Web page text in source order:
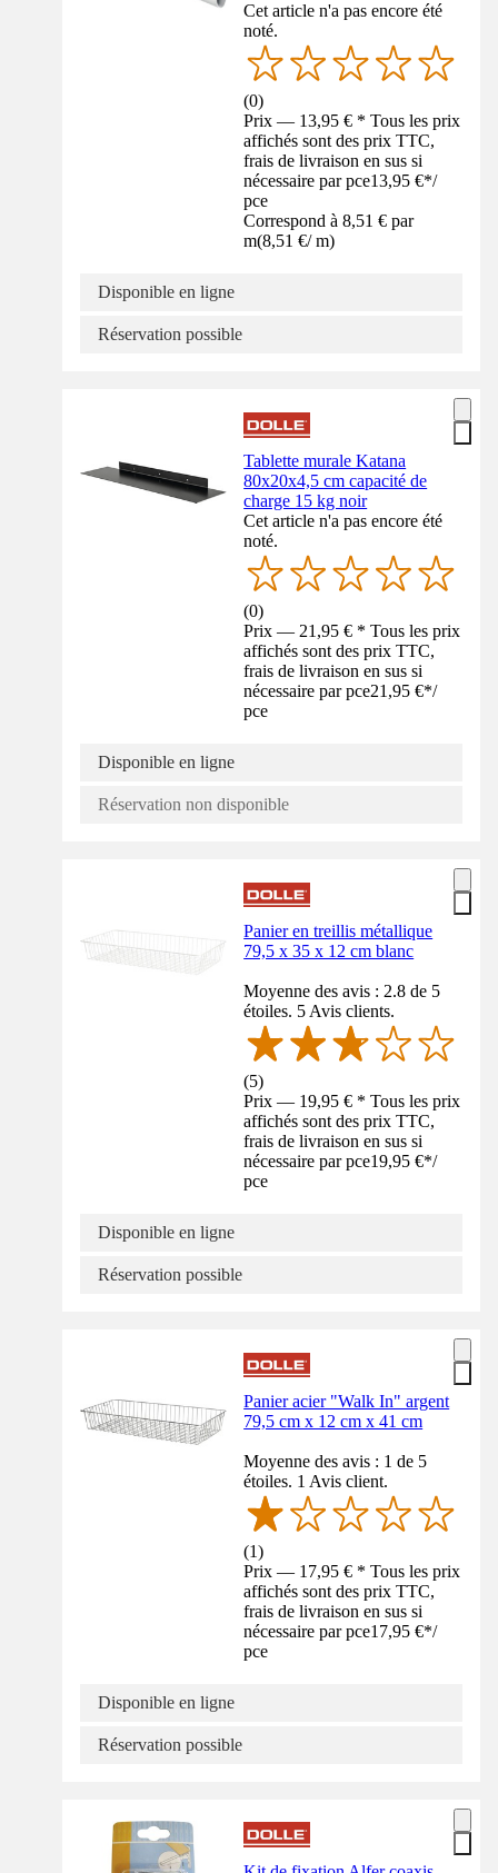
Cet article n'a pas encore été
noté.
(0)
Prix — 13,95 € * Tous les prix
affichés sont des prix TTC,
frais de livraison en sus si
nécessaire par pce13,95 €*/
pce
Correspond à 8,51 € par
m(8,51 €/ m)
Disponible en ligne
Réservation possible
Tablette murale Katana
80x20x4,5 cm capacité de
charge 15 kg noir
Cet article n'a pas encore été
noté.
(0)
Prix — 21,95 € * Tous les prix
affichés sont des prix TTC,
frais de livraison en sus si
nécessaire par pce21,95 €*/
pce
Disponible en ligne
Réservation non disponible
Panier en treillis métallique
79,5 x 35 x 12 cm blanc
Moyenne des avis : 2.8 de 5
étoiles. 5 Avis clients.
(5)
Prix — 19,95 € * Tous les prix
affichés sont des prix TTC,
frais de livraison en sus si
nécessaire par pce19,95 €*/
pce
Disponible en ligne
Réservation possible
Panier acier "Walk In" argent
79,5 cm x 12 cm x 41 cm
Moyenne des avis : 1 de 5
étoiles. 1 Avis client.
(1)
Prix — 17,95 € * Tous les prix
affichés sont des prix TTC,
frais de livraison en sus si
nécessaire par pce17,95 €*/
pce
Disponible en ligne
Réservation possible